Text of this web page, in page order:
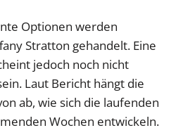
Optionen werden
Stratton gehandelt. Eine
jedoch noch nicht
Laut Bericht hängt die
ab, wie sich die laufenden
Wochen entwickeln.